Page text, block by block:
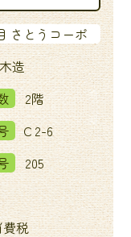
さとうコーポ
造
2階
Ｃ2-6
205
税